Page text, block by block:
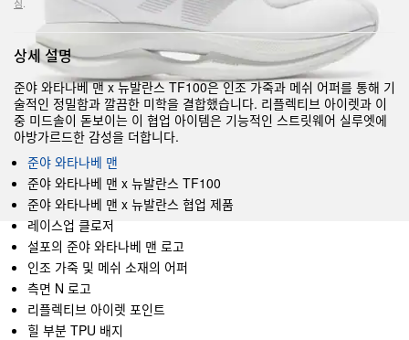
상세 설명
준야 와타나베 맨 x 뉴발란스 TF100은 인조 가죽과 메쉬 어퍼를 통해 기
술적인 정밀함과 깔끔한 미학을 결합했습니다. 리플렉티브 아이렛과 이
중 미드솔이 돋보이는 이 협업 아이템은 기능적인 스트릿웨어 실루엣에
아방가르드한 감성을 더합니다.
준야 와타나베 맨
준야 와타나베 맨 x 뉴발란스 TF100
준야 와타나베 맨 x 뉴발란스 협업 제품
레이스업 클로저
설포의 준야 와타나베 맨 로고
인조 가죽 및 메쉬 소재의 어퍼
측면 N 로고
리플렉티브 아이렛 포인트
힐 부분 TPU 배지